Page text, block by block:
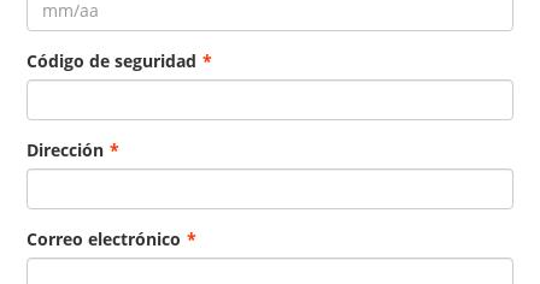
Código de seguridad *
Dirección *
Correo electrónico *